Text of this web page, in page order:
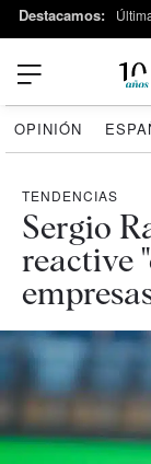
Destacamos:
OPINIÓN
TENDENCIAS
Sergio
reactive